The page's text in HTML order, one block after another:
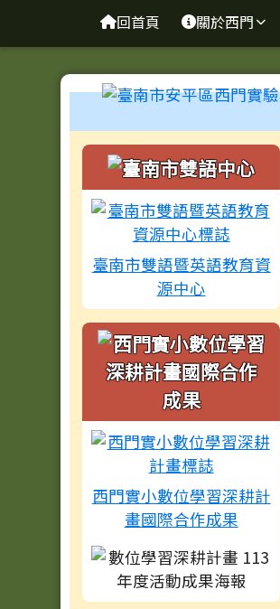
臺南市安平區西
回首頁 關於西門
工具列
左邊區域內容
臺南市雙語暨英語教育資
源中心
西門實小數位學習深耕計
畫國際合作成果
頁尾區域